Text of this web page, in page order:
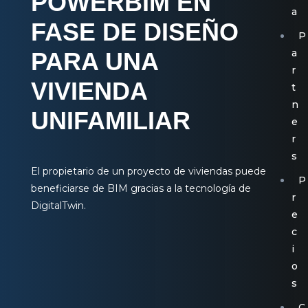
a
P
a
r
t
n
e
r
s
P
r
e
c
i
o
s
FASE DE DISEÑO
PARA UNA
VIVIENDA
UNIFAMILIAR
El propietario de un proyecto de viviendas puede
beneficiarse de BIM gracias a la tecnología de
DigitalTwin.